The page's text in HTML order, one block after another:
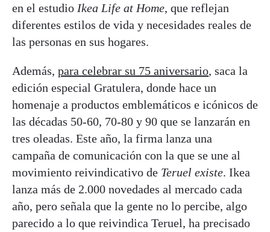
en el estudio Ikea Life at Home, que reflejan
diferentes estilos de vida y necesidades reales de
las personas en sus hogares.
Además, para celebrar su 75 aniversario, saca la
edición especial Gratulera, donde hace un
homenaje a productos emblemáticos e icónicos de
las décadas 50-60, 70-80 y 90 que se lanzarán en
tres oleadas. Este año, la firma lanza una
campaña de comunicación con la que se une al
movimiento reivindicativo de Teruel existe. Ikea
lanza más de 2.000 novedades al mercado cada
año, pero señala que la gente no lo percibe, algo
parecido a lo que reivindica Teruel, ha precisado